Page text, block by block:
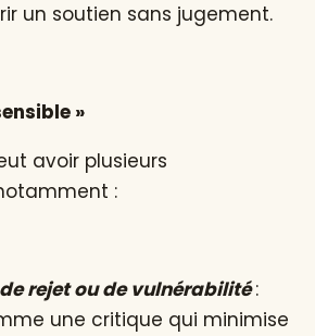
un soutien sans jugement.
»
avoir plusieurs
:
rejet ou de vulnérabilité:
une critique qui minimise